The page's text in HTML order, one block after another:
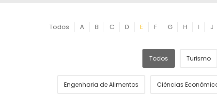
Todos A B C D E F G H I J
Todos Turismo
Engenharia de Alimentos Ciências